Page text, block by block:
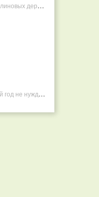
Товарищи, это РАЗВОД! Почему малиновых деревьев не бывает, или Как ушлые продавцы наживаются на мечтах садоводов
Горжусь тем, что моя семья круглый год не нуждается в покупных витаминах